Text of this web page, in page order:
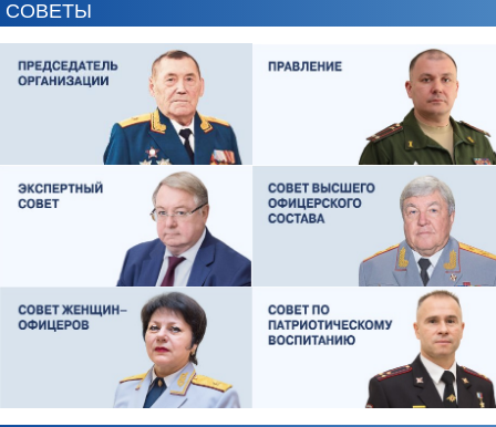
СОВЕТЫ